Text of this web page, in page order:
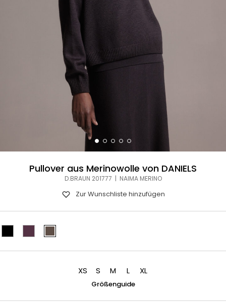
Pullover aus Merinowolle von DANIELS
D.BRAUN 201777 | NAIMA MERINO
Zur Wunschliste hinzufügen
XS S M L XL
Größenguide